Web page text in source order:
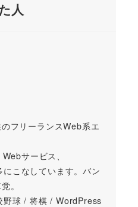
人
フリーランスWeb系エ
サービス、
こなしています。バン
。
球 / 将棋 / WordPress